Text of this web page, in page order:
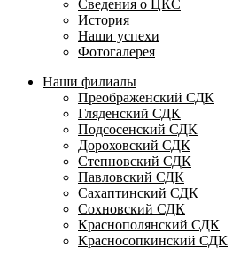
Сведения о ЦКС
История
Наши успехи
Фотогалерея
Наши филиалы
Преображенский СДК
Гляденский СДК
Подсосенский СДК
Дороховский СДК
Степновский СДК
Павловский СДК
Сахаптинский СДК
Сохновский СДК
Краснополянский СДК
Красносопкинский СДК